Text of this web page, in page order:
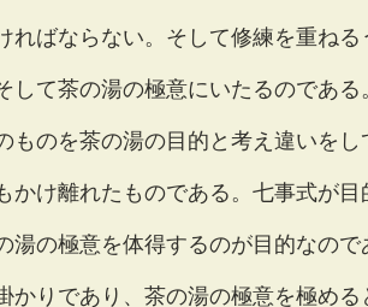
ればならない。そして修練を重ね
して茶の湯の極意にいたるのであ
ものを茶の湯の目的と考え違いを
かけ離れたものである。七事式が
湯の極意を体得するのが目的なの
かりであり、茶の湯の極意を極め